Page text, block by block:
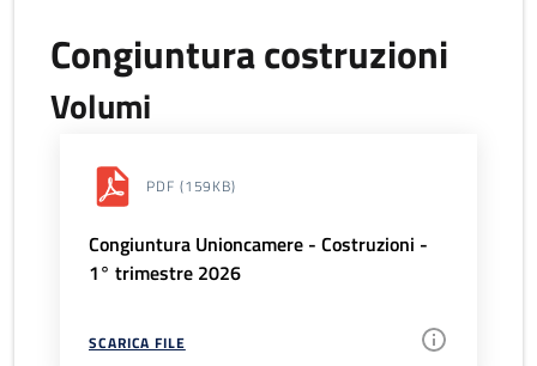
Congiuntura costruzioni
Volumi
PDF (159KB)
Congiuntura Unioncamere - Costruzioni -
1° trimestre 2026
SCARICA FILE